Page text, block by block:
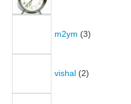
m2ym (3)
vishal (2)